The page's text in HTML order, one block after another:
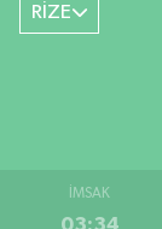
RİZE
İMSAK
03:34